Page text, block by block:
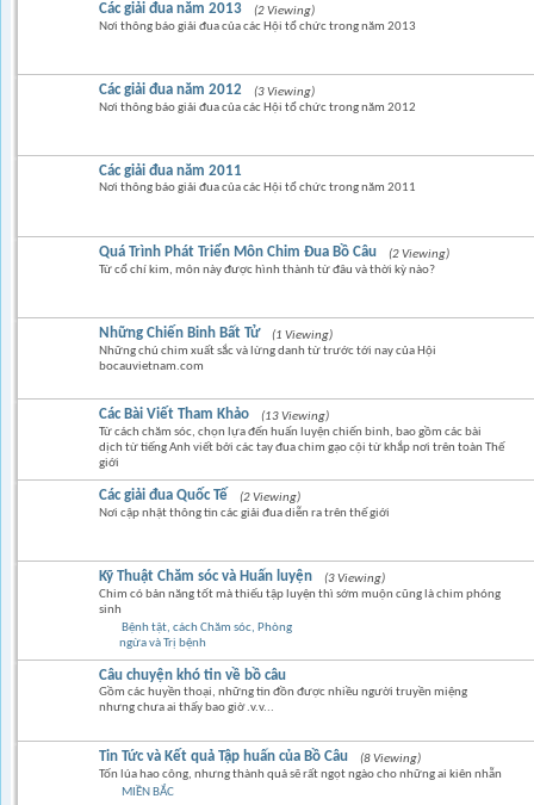
Các giải đua năm 2013
(2 Viewing)
Nơi thông báo giải đua của các Hội tổ chức trong năm 2013
Các giải đua năm 2012
(3 Viewing)
Nơi thông báo giải đua của các Hội tổ chức trong năm 2012
Các giải đua năm 2011
Nơi thông báo giải đua của các Hội tổ chức trong năm 2011
Quá Trình Phát Triển Môn Chim Đua Bồ Câu
(2 Viewing)
Từ cổ chí kim, môn này được hình thành từ đâu và thời kỳ nào?
Những Chiến Binh Bất Tử
(1 Viewing)
Những chú chim xuất sắc và lừng danh từ trước tới nay của Hội
bocauvietnam.com
Các Bài Viết Tham Khảo
(13 Viewing)
Từ cách chăm sóc, chọn lựa đến huấn luyện chiến binh, bao gồm các bài
dịch từ tiếng Anh viết bởi các tay đua chim gạo cội từ khắp nơi trên toàn Thế
giới
Các giải đua Quốc Tế
(2 Viewing)
Nơi cập nhật thông tin các giải đua diễn ra trên thế giới
Kỹ Thuật Chăm sóc và Huấn luyện
(3 Viewing)
Chim có bản năng tốt mà thiếu tập luyện thì sớm muộn cũng là chim phóng
sinh
Bệnh tật, cách Chăm sóc, Phòng
ngừa và Trị bệnh
Câu chuyện khó tin về bồ câu
Gồm các huyền thoại, những tin đồn được nhiều người truyền miệng
nhưng chưa ai thấy bao giờ .v.v...
Tin Tức và Kết quả Tập huấn của Bồ Câu
(8 Viewing)
Tốn lúa hao công, nhưng thành quả sẽ rất ngọt ngào cho những ai kiên nhẫn
MIỀN BẮC